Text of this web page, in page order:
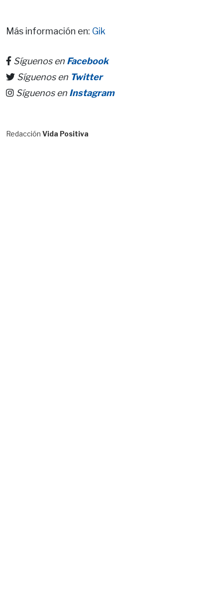
Más información en: Gik
Síguenos en Facebook
Síguenos en Twitter
Síguenos en Instagram
Redacción Vida Positiva